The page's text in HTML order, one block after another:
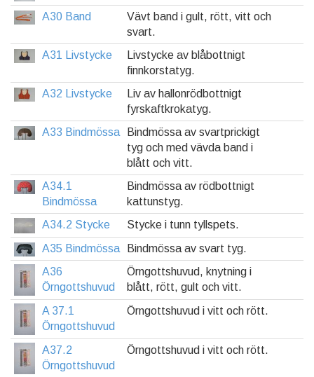
A30 Band
Vävt band i gult, rött, vitt och
svart.
A31 Livstycke
Livstycke av blåbottnigt
finnkorstatyg.
A32 Livstycke
Liv av hallonrödbottnigt
fyrskaftkrokatyg.
A33 Bindmössa
Bindmössa av svartprickigt
tyg och med vävda band i
blått och vitt.
A34.1
Bindmössa
Bindmössa av rödbottnigt
kattunstyg.
A34.2 Stycke
Stycke i tunn tyllspets.
A35 Bindmössa
Bindmössa av svart tyg.
A36
Örngottshuvud
Örngottshuvud, knytning i
blått, rött, gult och vitt.
A 37.1
Örngottshuvud
Örngottshuvud i vitt och rött.
A37.2
Örngottshuvud
Örngottshuvud i vitt och rött.